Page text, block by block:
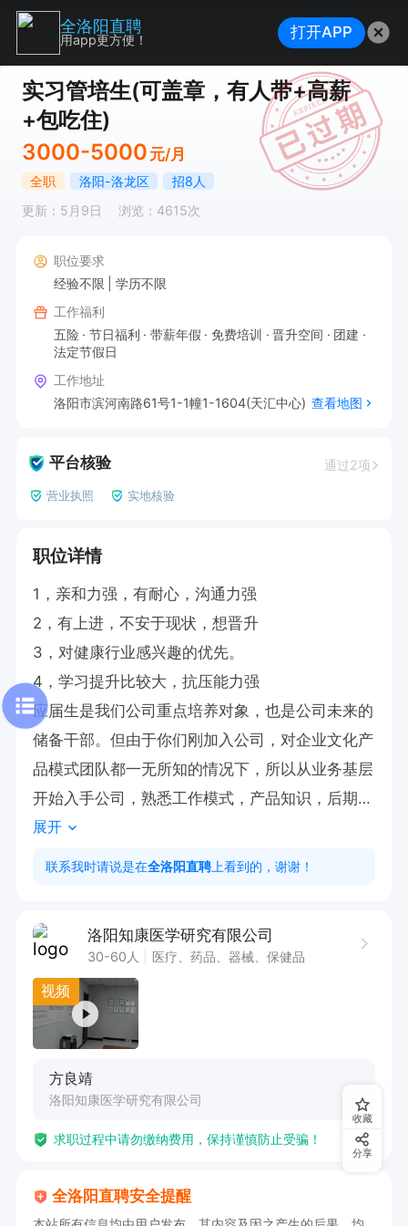
实习管培生(可盖章，有人带+高薪
+包吃住)
3000-5000 元/月
全职 洛阳-洛龙区
招8人
更新：5月9日
浏览：4615次
职位要求
经验不限
学历不限
工作福利
五险
节日福利 带薪年假 免费培训 晋升空间
团建
法定节假日
工作地址
洛阳市滨河南路61号1-1幢1-1604(天汇中心) 查看地图
平台核验 通过2项
营业执照 实地核验
职位详情
1，亲和力强，有耐心，沟通力强
2，有上进，不安于现状，想晋升
3，对健康行业感兴趣的优先。
4，学习提升比较大，抗压能力强
应届生是我们公司重点培养对象，也是公司未来的
储备干部。但由于你们刚加入公司，对企业文化产
品模式团队都一无所知的情况下，所以从业务基层
开始入手公司，熟悉工作模式，产品知识，后期辅
助经理管理团队，能力可独挡一面可晋升为分公
总经理。
展开
联系我时请说是在全洛阳直聘 上看到的，谢谢！
洛阳知康医学研究有限公司
30-60人 医疗、药品、器械、保健品
视频
方良靖
洛阳知康医学研究有限公司
求职过程中请勿缴纳费用，保持谨慎防止受骗！
全洛阳直聘安全提醒
收藏
分享
全洛阳直聘
用app更方便！ 打开APP